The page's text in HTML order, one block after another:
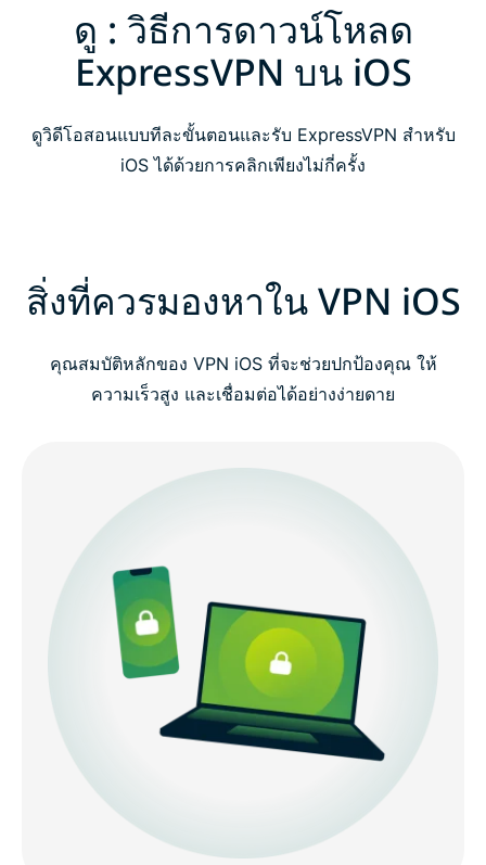
ดู : วิธีการดาวน์โหลด
ExpressVPN บน iOS
ดูวิดีโอสอนแบบทีละขั้นตอนและรับ ExpressVPN สำหรับ
iOS ได้ด้วยการคลิกเพียงไม่กี่ครั้ง
สิ่งที่ควรมองหาใน VPN iOS
คุณสมบัติหลักของ VPN iOS ที่จะช่วยปกป้องคุณ ให้
ความเร็วสูง และเชื่อมต่อได้อย่างง่ายดาย